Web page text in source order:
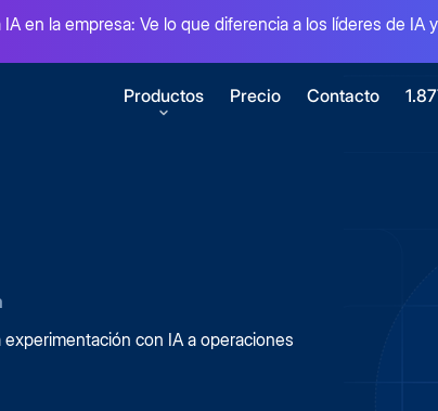
IA en la empresa: Ve lo que diferencia a los líderes de IA
Productos Precio Contacto
con IA a operaciones